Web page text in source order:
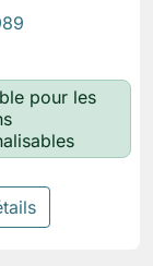
pour les